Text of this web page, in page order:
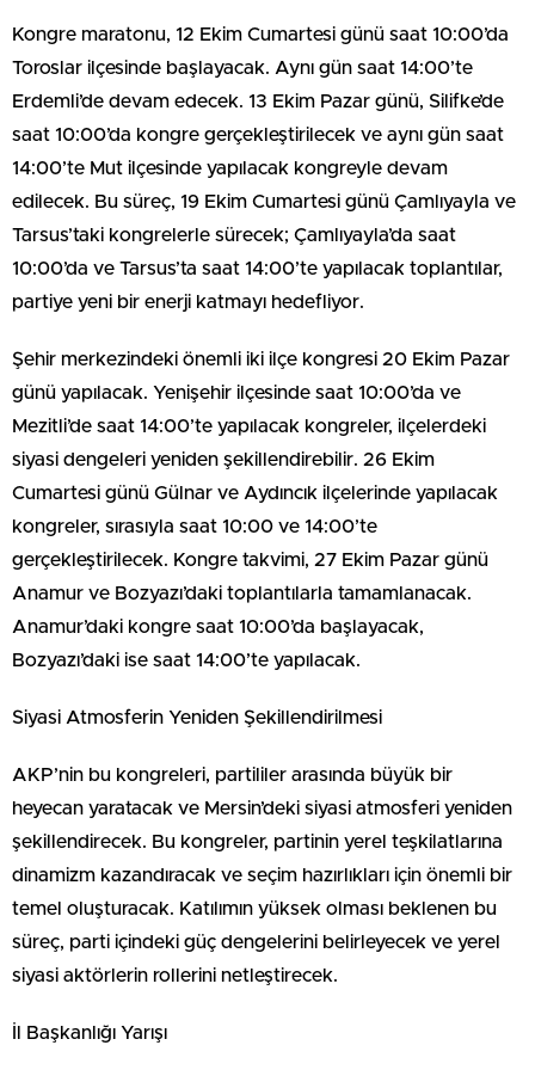
Kongre maratonu, 12 Ekim Cumartesi günü saat 10:00’da
Toroslar ilçesinde başlayacak. Aynı gün saat 14:00’te
Erdemli’de devam edecek. 13 Ekim Pazar günü, Silifke’de
saat 10:00’da kongre gerçekleştirilecek ve aynı gün saat
14:00’te Mut ilçesinde yapılacak kongreyle devam
edilecek. Bu süreç, 19 Ekim Cumartesi günü Çamlıyayla ve
Tarsus’taki kongrelerle sürecek; Çamlıyayla’da saat
10:00’da ve Tarsus’ta saat 14:00’te yapılacak toplantılar,
partiye yeni bir enerji katmayı hedefliyor.
Şehir merkezindeki önemli iki ilçe kongresi 20 Ekim Pazar
günü yapılacak. Yenişehir ilçesinde saat 10:00’da ve
Mezitli’de saat 14:00’te yapılacak kongreler, ilçelerdeki
siyasi dengeleri yeniden şekillendirebilir. 26 Ekim
Cumartesi günü Gülnar ve Aydıncık ilçelerinde yapılacak
kongreler, sırasıyla saat 10:00 ve 14:00’te
gerçekleştirilecek. Kongre takvimi, 27 Ekim Pazar günü
Anamur ve Bozyazı’daki toplantılarla tamamlanacak.
Anamur’daki kongre saat 10:00’da başlayacak,
Bozyazı’daki ise saat 14:00’te yapılacak.
Siyasi Atmosferin Yeniden Şekillendirilmesi
AKP’nin bu kongreleri, partililer arasında büyük bir
heyecan yaratacak ve Mersin’deki siyasi atmosferi yeniden
şekillendirecek. Bu kongreler, partinin yerel teşkilatlarına
dinamizm kazandıracak ve seçim hazırlıkları için önemli bir
temel oluşturacak. Katılımın yüksek olması beklenen bu
süreç, parti içindeki güç dengelerini belirleyecek ve yerel
siyasi aktörlerin rollerini netleştirecek.
İl Başkanlığı Yarışı